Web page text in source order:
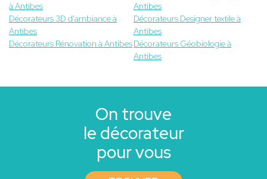
à Antibes
Antibes
Décorateurs 3D d'ambiance à
Antibes
Décorateurs Designer textile à
Antibes
Décorateurs Rénovation à AntibesDécorateurs Géobiologie à
Antibes
On trouve
le décorateur
pour vous